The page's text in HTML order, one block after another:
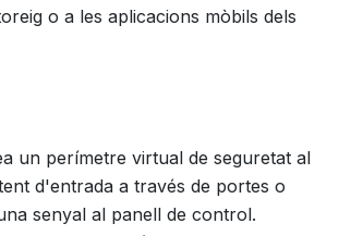
o a les aplicacions mòbils dels
un perímetre virtual de seguretat al
d'entrada a través de portes o
senyal al panell de control.